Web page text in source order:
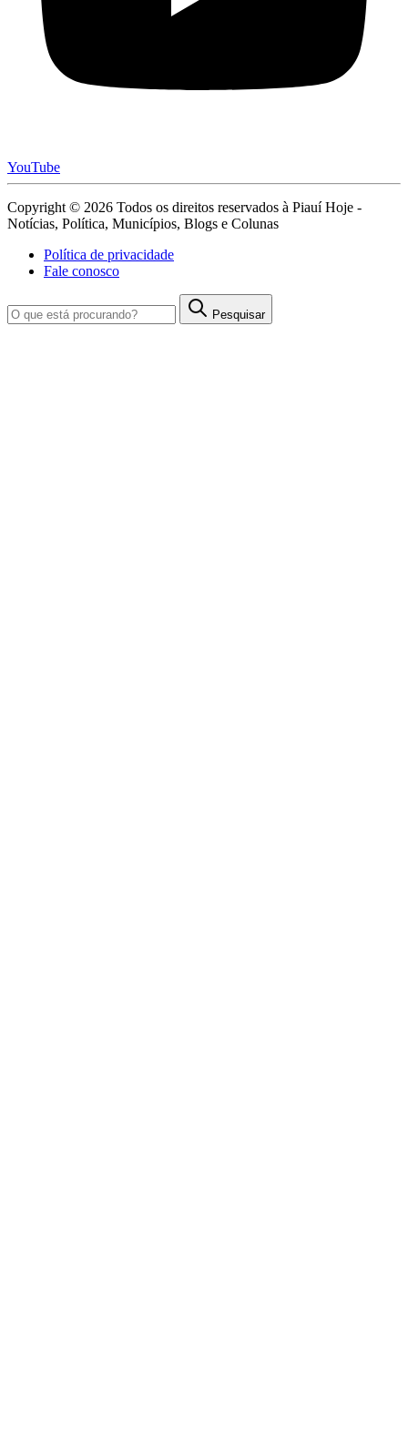
YouTube
Copyright © 2026 Todos os direitos reservados à Piauí Hoje -
Notícias, Política, Municípios, Blogs e Colunas
Política de privacidade
Fale conosco
Pesquisar